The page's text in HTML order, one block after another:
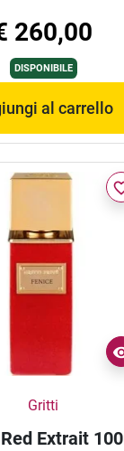
260,00
DISPONIBILE
al carrello
Gritti
Extrait